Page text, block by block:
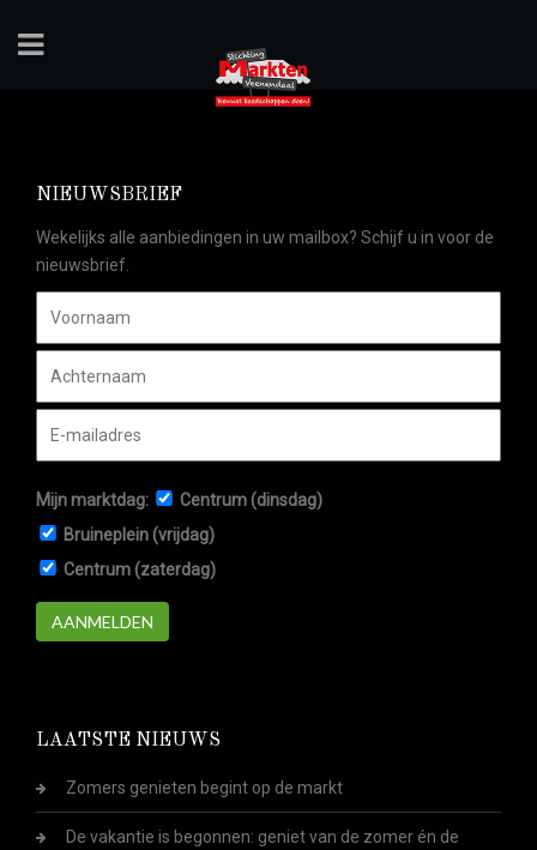
NIEUWSBRIEF
Wekelijks alle aanbiedingen in uw mailbox? Schijf u in voor de
nieuwsbrief.
Mijn marktdag:
Centrum (dinsdag)
Bruineplein (vrijdag)
Centrum (zaterdag)
AANMELDEN
LAATSTE NIEUWS
Zomers genieten begint op de markt
De vakantie is begonnen: geniet van de zomer én de